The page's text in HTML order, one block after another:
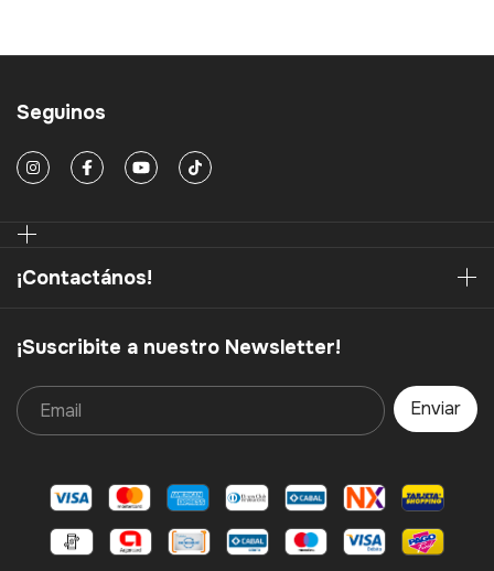
Seguinos
¡Contactános!
¡Suscribite a nuestro Newsletter!